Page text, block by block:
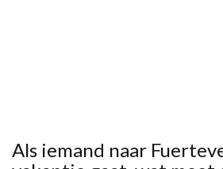
Als iemand naar